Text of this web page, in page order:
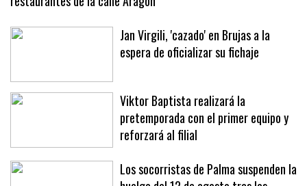
Un apagón deja sin suministro eléctrico a comercios y
restaurantes de la calle Aragón
Jan Virgili, 'cazado' en Brujas a la
Viktor Baptista realizará la
pretemporada con el primer equipo y
reforzará al filial